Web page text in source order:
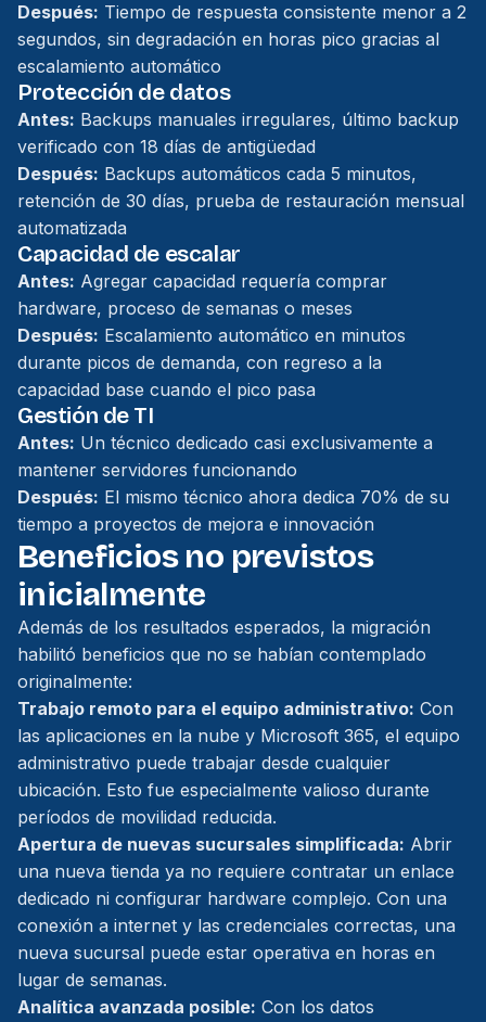
Después: Tiempo de respuesta consistente menor a 2
segundos, sin degradación en horas pico gracias al
escalamiento automático
Protección de datos
Antes: Backups manuales irregulares, último backup
verificado con 18 días de antigüedad
Después: Backups automáticos cada 5 minutos,
retención de 30 días, prueba de restauración mensual
automatizada
Capacidad de escalar
Antes: Agregar capacidad requería comprar
hardware, proceso de semanas o meses
Después: Escalamiento automático en minutos
durante picos de demanda, con regreso a la
capacidad base cuando el pico pasa
Gestión de TI
Antes: Un técnico dedicado casi exclusivamente a
mantener servidores funcionando
Después: El mismo técnico ahora dedica 70% de su
tiempo a proyectos de mejora e innovación
Beneficios no previstos
inicialmente
Además de los resultados esperados, la migración
habilitó beneficios que no se habían contemplado
originalmente:
Trabajo remoto para el equipo administrativo: Con
las aplicaciones en la nube y Microsoft 365, el equipo
administrativo puede trabajar desde cualquier
ubicación. Esto fue especialmente valioso durante
períodos de movilidad reducida.
Apertura de nuevas sucursales simplificada: Abrir
una nueva tienda ya no requiere contratar un enlace
dedicado ni configurar hardware complejo. Con una
conexión a internet y las credenciales correctas, una
nueva sucursal puede estar operativa en horas en
lugar de semanas.
Analítica avanzada posible: Con los datos